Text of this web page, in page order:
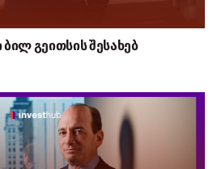
გეითსის შესახებ